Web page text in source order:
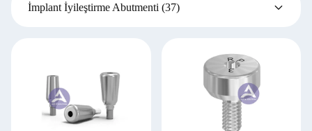
İmplant İyileştirme Abutmenti (37)